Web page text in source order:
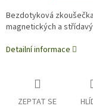
Bezdotyková
magnetických a
Detailní informace
ZEPTAT SE